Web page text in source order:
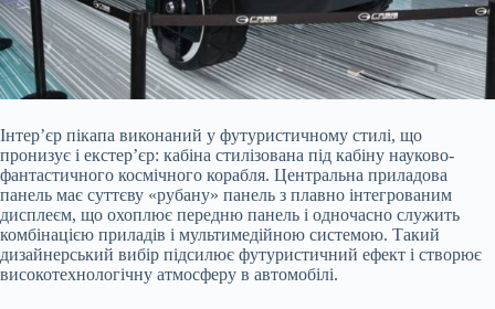
Інтер’єр пікапа виконаний у футуристичному стилі, що
пронизує і екстер’єр: кабіна стилізована під кабіну науково-
фантастичного космічного корабля. Центральна приладова
панель має суттєву «рубану» панель з плавно інтегрованим
дисплеєм, що охоплює передню панель і одночасно служить
комбінацією приладів і мультимедійною системою. Такий
дизайнерський вибір підсилює футуристичний ефект і створює
високотехнологічну атмосферу в автомобілі.